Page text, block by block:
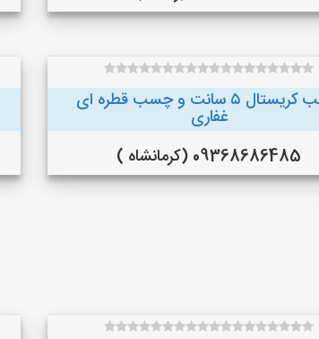
چسب کریستال ۵ سانت و چسب قطره ای
غفاری
09368686485 (کرمانشاه )